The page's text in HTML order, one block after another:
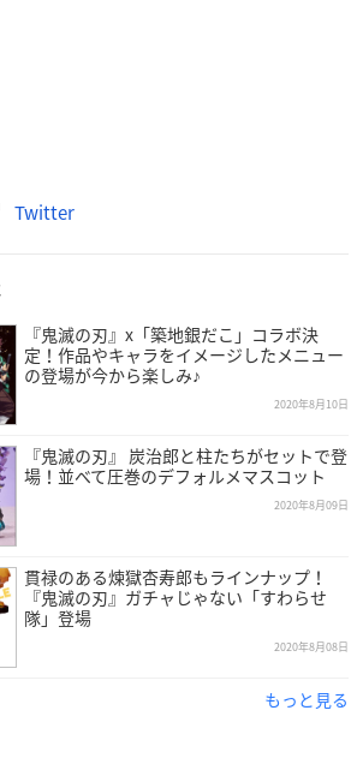
Twitter
『鬼滅の刃』x「築地銀だこ」コラボ決
定！作品やキャラをイメージしたメニュー
の登場が今から楽しみ♪
2020年8月10日
『鬼滅の刃』 炭治郎と柱たちがセットで登
場！並べて圧巻のデフォルメマスコット
2020年8月09日
貫禄のある煉獄杏寿郎もラインナップ！
『鬼滅の刃』ガチャじゃない「すわらせ
隊」登場
2020年8月08日
もっと見る